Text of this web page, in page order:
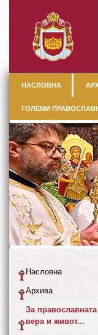
НАСЛОВНА
ГОЛЕМИ
Насловна
Архива
За православната
вера и живот...